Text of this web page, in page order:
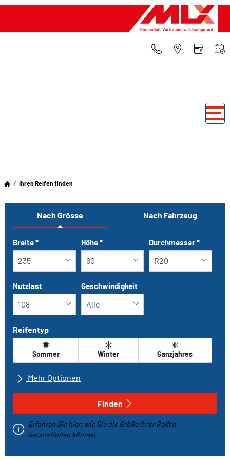
Ihren Reifen finden
Nach Grösse Nach Fahrzeug
Tab updated: Nach Grösse
Breite* Höhe* Durchmesser*
Nutzlast Geschwindigkeit
Reifentyp
Sommer Winter Ganzjahres
Mehr Optionen
Alle Marken
Fahrzeugtyp
Finden
Erfahren Sie hier, wie Sie die Größe Ihrer Reifen
herausfinden können.